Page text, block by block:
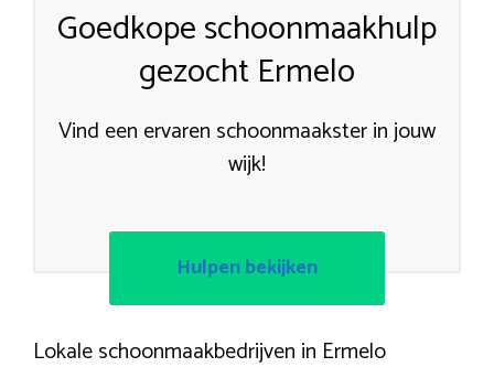
Goedkope schoonmaakhulp
gezocht Ermelo
Vind een ervaren schoonmaakster in jouw
wijk!
Hulpen bekijken
Lokale schoonmaakbedrijven in Ermelo